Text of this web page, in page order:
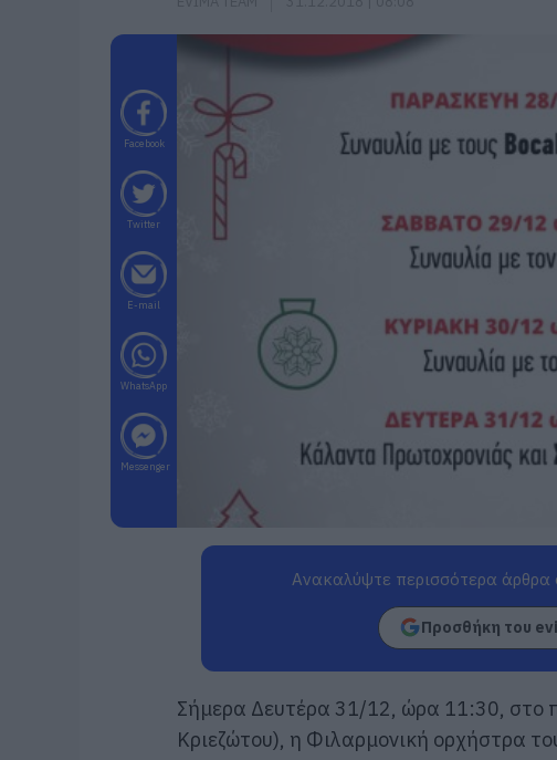
Facebook
Twitter
E-mail
WhatsApp
Messenger
Ανακαλύψτε περισσότερα
Προσθήκη του
Σήμερα Δευτέρα 31/12, ώρα 11:30, στο
Κριεζώτου), η Φιλαρμονική ορχήστρα